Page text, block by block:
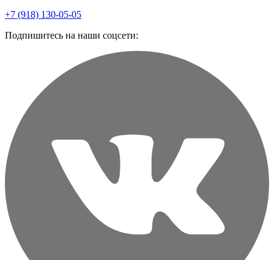
+7 (918) 130-05-05
Подпишитесь на наши соцсети: